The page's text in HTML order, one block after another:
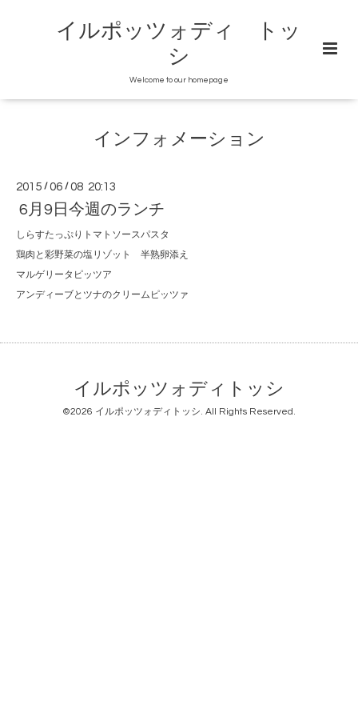
イルポッツォディ トッ
シ
Welcome to our homepage
インフォメーション
2015 /06 /08 20:13
6月9日今週のランチ
しらすたっぷりトマトソースパスタ
鶏肉と彩野菜の塩リゾット 半熟卵添え
マルゲリータピッツア
アンディーブとツナのクリームピッツァ
イルポッツォディトッシ
©2026 イルポッツォディトッシ. All Rights Reserved.